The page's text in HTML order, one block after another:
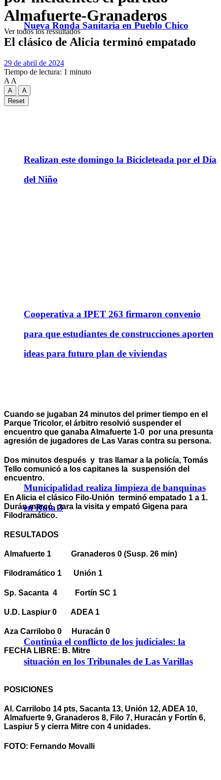
Nueva Ronda Sanitaria en Pueblo Chico
Realizan este domingo la Bicicleteada por el Día
del Niño
Cooperativa a IPET 263 firmaron convenio
para que estudiantes de construcciones aporten
ideas para futuro plan de viviendas
Municipalidad realiza limpieza de banquinas
en Ruta 3
Continúa el conflicto de los judiciales: la
situación en los Tribunales de Las Varillas
Ver todos los ressultados
Almafuerte-Granaderos
El clásico de Alicia terminó empatado
29 de abril de 2024
Tiempo de lectura: 1 minuto
A A
A
A
Reset
Cuando se jugaban 24 minutos del primer tiempo en el
Parque Tricolor, el árbitro resolvió suspender el
encuentro que ganaba Almafuerte 1-0 por una presunta
agresión de jugadores de Las Varas contra su persona.
Dos minutos después y tras llamar a la policía, Tomás
Tello comunicó a los capitanes la suspensión del
encuentro.
En Alicia el clásico Filo-Unión terminó empatado 1 a 1.
Durán marcó para la visita y empató Gigena para
Filodramático.
RESULTADOS
Almafuerte 1 Granaderos 0 (Susp. 26 min)
Filodramático 1 Unión 1
Sp. Sacanta 4 Fortín SC 1
U.D. Laspiur 0 ADEA 1
Aza Carrilobo 0 Huracán 0
FECHA LIBRE: B. Mitre
POSICIONES
Al. Carrilobo 14 pts, Sacanta 13, Unión 12, ADEA 10,
Almafuerte 9, Granaderos 8, Filo 7, Huracán y Fortín 6,
Laspiur 5 y cierra Mitre con 4 unidades.
FOTO: Fernando Movalli